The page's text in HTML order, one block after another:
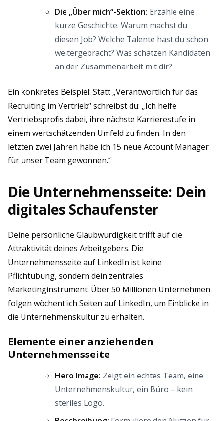
Die „Über mich“-Sektion: Erzähle eine
kurze Geschichte. Warum machst du
diesen Job? Welche Talente hast du schon
weitergebracht? Was schätzen Kandidaten
an der Zusammenarbeit mit dir?
Ein konkretes Beispiel: Statt „Verantwortlich für das
Recruiting im Vertrieb“ schreibst du: „Ich helfe
Vertriebsprofis dabei, ihre nächste Karrierestufe in
einem wertschätzenden Umfeld zu finden. In den
letzten zwei Jahren habe ich 15 neue Account Manager
für unser Team gewonnen.“
Die Unternehmensseite: Dein
digitales Schaufenster
Deine persönliche Glaubwürdigkeit trifft auf die
Attraktivität deines Arbeitgebers. Die
Unternehmensseite auf LinkedIn ist keine
Pflichtübung, sondern dein zentrales
Marketinginstrument. Über 50 Millionen Unternehmen
folgen wöchentlich Seiten auf LinkedIn, um Einblicke in
die Unternehmenskultur zu erhalten.
Elemente einer anziehenden
Unternehmensseite
Hero Image: Zeigt ein echtes Team, eine
Unternehmenskultur, ein Büro – kein
steriles Logo.